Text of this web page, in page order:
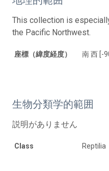
This collection is
the Pacific Northwest.
座標（緯度経度） 南 西 [-
生物分類学的範囲
説明がありません
Class Reptilia